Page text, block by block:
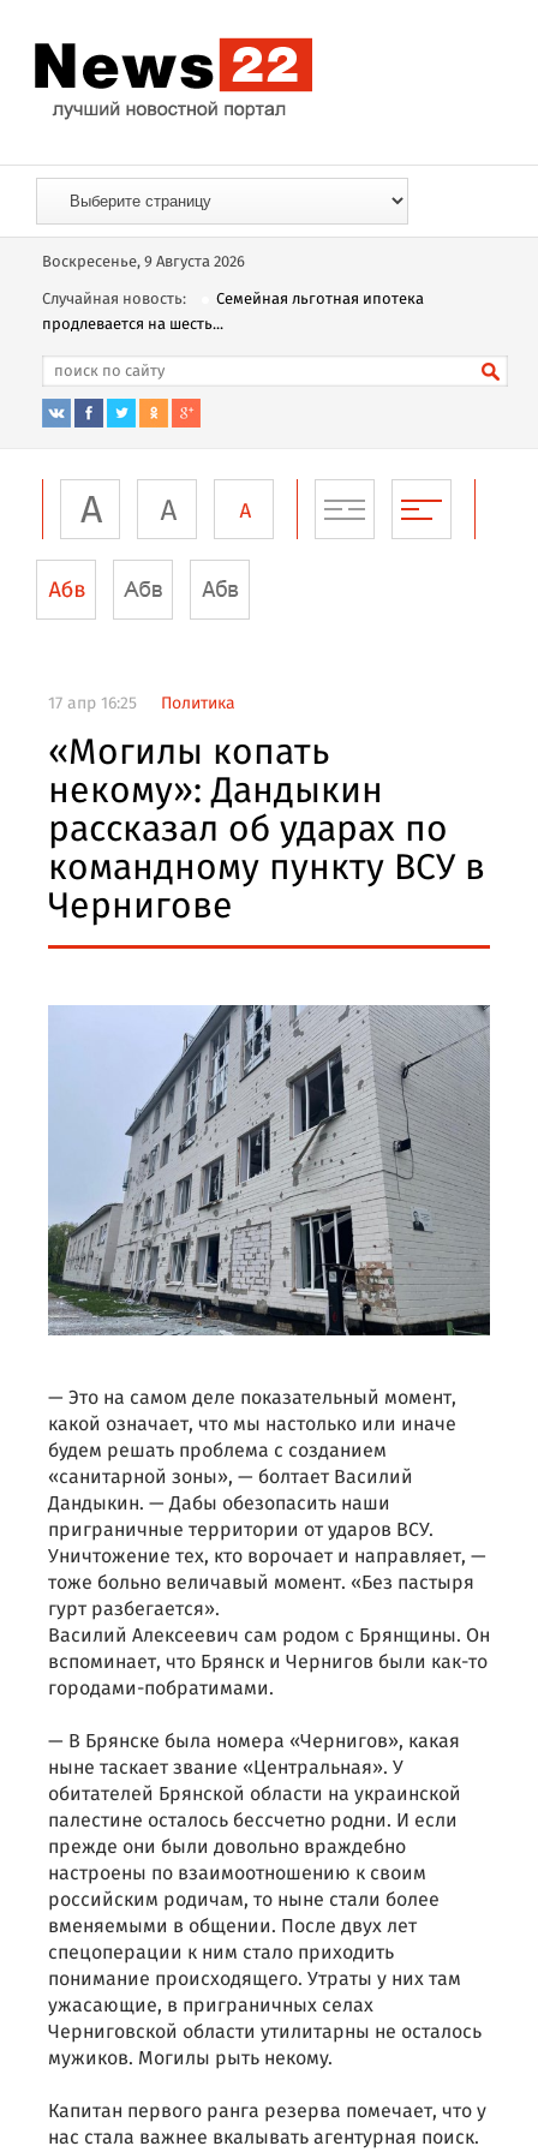
Воскресенье, 9 Августа 2026
Случайная новость:
Семейная льготная ипотека
продлевается на шесть...
17 апр 16:25 Политика
«Могилы копать
некому»: Дандыкин
рассказал об ударах по
командному пункту ВСУ в
Чернигове
— Это на самом деле показательный момент,
какой означает, что мы настолько или иначе
будем решать проблема с созданием
«санитарной зоны», — болтает Василий
Дандыкин. — Дабы обезопасить наши
приграничные территории от ударов ВСУ.
Уничтожение тех, кто ворочает и направляет, —
тоже больно величавый момент. «Без пастыря
гурт разбегается».
Василий Алексеевич сам родом с Брянщины. Он
вспоминает, что Брянск и Чернигов были как-то
городами-побратимами.
— В Брянске была номера «Чернигов», какая
ныне таскает звание «Центральная». У
обитателей Брянской области на украинской
палестине осталось бессчетно родни. И если
прежде они были довольно враждебно
настроены по взаимоотношению к своим
российским родичам, то ныне стали более
вменяемыми в общении. После двух лет
спецоперации к ним стало приходить
понимание происходящего. Утраты у них там
ужасающие, в приграничных селах
Черниговской области утилитарны не осталось
мужиков. Могилы рыть некому.
Капитан первого ранга резерва помечает, что у
нас стала важнее вкалывать агентурная поиск.